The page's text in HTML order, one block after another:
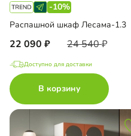
-10%
Распашной шкаф Лесама-1.3
22 090 24 540
Доступно для доставки
В корзину